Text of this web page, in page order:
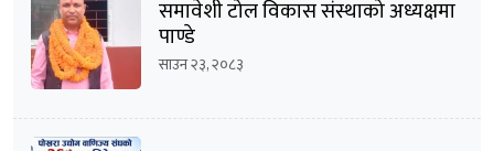
समावेशी टोल विकास संस्थाको अध्यक्षमा
पाण्डे
साउन २३, २०८३